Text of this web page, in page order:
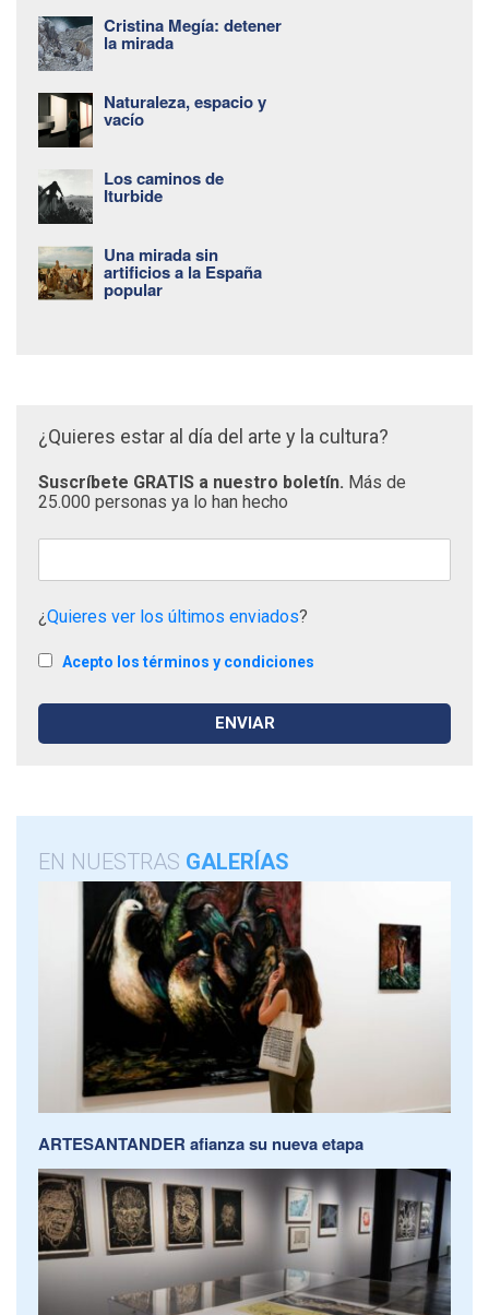
Cristina Megía: detener
la mirada
Naturaleza, espacio y
vacío
Los caminos de
Iturbide
Una mirada sin
artificios a la España
popular
¿Quieres estar al día del arte y la cultura?
Suscríbete GRATIS a nuestro boletín. Más de
25.000 personas ya lo han hecho
¿Quieres ver los últimos enviados?
Acepto los términos y condiciones
EN NUESTRAS GALERÍAS
ARTESANTANDER afianza su nueva etapa